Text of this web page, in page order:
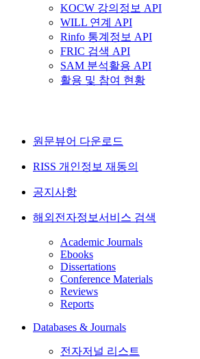
KOCW 강의정보 API
WILL 연계 API
Rinfo 통계정보 API
FRIC 검색 API
SAM 분석활용 API
활용 및 참여 현황
원문뷰어 다운로드
RISS 개인정보 재동의
공지사항
해외전자정보서비스 검색
Academic Journals
Ebooks
Dissertations
Conference Materials
Reviews
Reports
Databases & Journals
전자저널 리스트